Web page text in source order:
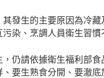
發生的主要原因為冷
染、烹調人員衛生習
仍請依據衛生福利部
要生熟食分開、要澈底